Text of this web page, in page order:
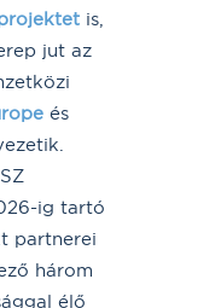
is,
jut az
és
ig tartó
partnerei
három
élő